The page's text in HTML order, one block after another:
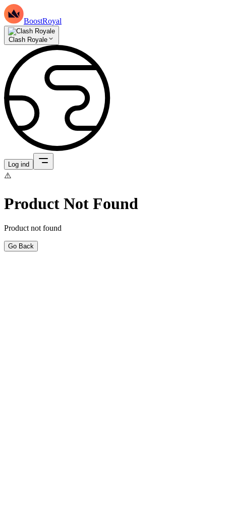
BoostRoyal
Clash Royale
Log ind
⚠️
Product Not Found
Product not found
Go Back